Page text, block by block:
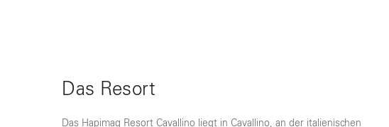
Das Resort
Das Hapimag Resort Cavallino liegt in Cavallino, an der italienischen